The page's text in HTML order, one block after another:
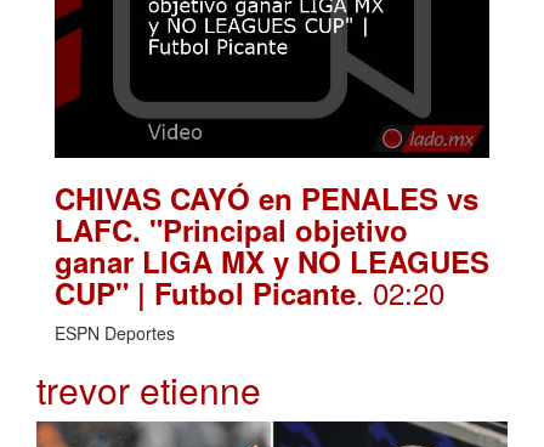
CHIVAS CAYÓ en PENALES vs
LAFC. "Principal objetivo
ganar LIGA MX y NO LEAGUES
CUP" | Futbol Picante. 02:20
ESPN Deportes
trevor etienne